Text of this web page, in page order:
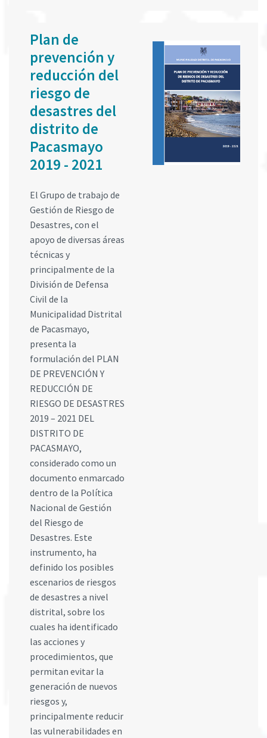
Plan de
prevención y
reducción del
riesgo de
desastres del
distrito de
Pacasmayo
2019 - 2021
El Grupo de trabajo de
Gestión de Riesgo de
Desastres, con el
apoyo de diversas áreas
técnicas y
principalmente de la
División de Defensa
Civil de la
Municipalidad Distrital
de Pacasmayo,
presenta la
formulación del PLAN
DE PREVENCIÓN Y
REDUCCIÓN DE
RIESGO DE DESASTRES
2019 – 2021 DEL
DISTRITO DE
PACASMAYO,
considerado como un
documento enmarcado
dentro de la Política
Nacional de Gestión
del Riesgo de
Desastres. Este
instrumento, ha
definido los posibles
escenarios de riesgos
de desastres a nivel
distrital, sobre los
cuales ha identificado
las acciones y
procedimientos, que
permitan evitar la
generación de nuevos
riesgos y,
principalmente reducir
las vulnerabilidades en